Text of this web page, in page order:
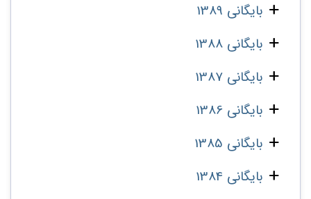
بایگانی 1389
بایگانی 1388
بایگانی 1387
بایگانی 1386
بایگانی 1385
بایگانی 1384